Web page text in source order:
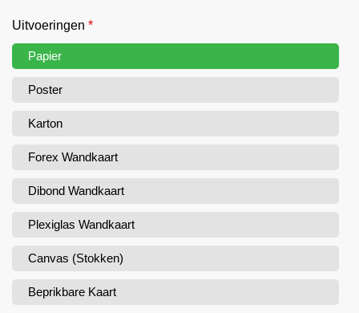
Uitvoeringen *
Papier
Poster
Karton
Forex Wandkaart
Dibond Wandkaart
Plexiglas Wandkaart
Canvas (Stokken)
Beprikbare Kaart